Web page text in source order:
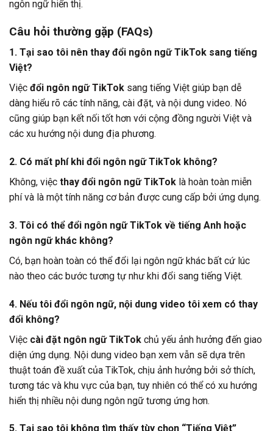
ngôn ngữ hiển thị.
Câu hỏi thường gặp (FAQs)
1. Tại sao tôi nên thay đổi ngôn ngữ TikTok sang tiếng
Việt?
Việc đổi ngôn ngữ TikTok sang tiếng Việt giúp bạn dễ
dàng hiểu rõ các tính năng, cài đặt, và nội dung video. Nó
cũng giúp bạn kết nối tốt hơn với cộng đồng người Việt và
các xu hướng nội dung địa phương.
2. Có mất phí khi đổi ngôn ngữ TikTok không?
Không, việc thay đổi ngôn ngữ TikTok là hoàn toàn miễn
phí và là một tính năng cơ bản được cung cấp bởi ứng dụng.
3. Tôi có thể đổi ngôn ngữ TikTok về tiếng Anh hoặc
ngôn ngữ khác không?
Có, bạn hoàn toàn có thể đổi lại ngôn ngữ khác bất cứ lúc
nào theo các bước tương tự như khi đổi sang tiếng Việt.
4. Nếu tôi đổi ngôn ngữ, nội dung video tôi xem có thay
đổi không?
Việc cài đặt ngôn ngữ TikTok chủ yếu ảnh hưởng đến giao
diện ứng dụng. Nội dung video bạn xem vẫn sẽ dựa trên
thuật toán đề xuất của TikTok, chịu ảnh hưởng bởi sở thích,
tương tác và khu vực của bạn, tuy nhiên có thể có xu hướng
hiển thị nhiều nội dung ngôn ngữ tương ứng hơn.
5. Tại sao tôi không tìm thấy tùy chọn “Tiếng Việt”